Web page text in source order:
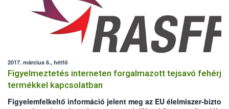
2017. március 6., hétfő
Figyelmeztetés interneten forgalmazott tejsavó fehérje
termékkel kapcsolatban
Figyelemfelkeltő információ jelent meg az EU élelmiszer-